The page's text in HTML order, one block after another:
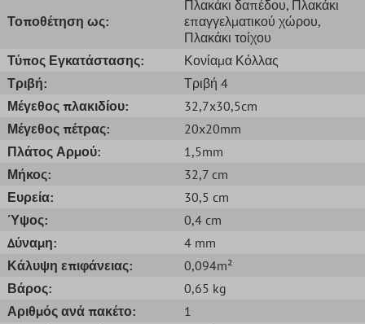
Τοποθέτηση ως:
Πλακάκι δαπέδου, Πλακάκι
επαγγελματικού χώρου,
Πλακάκι τοίχου
Τύπος Εγκατάστασης:
Κονίαμα Κόλλας
Τριβή:
Τριβή 4
Μέγεθος πλακιδίου:
32,7x30,5cm
Μέγεθος πέτρας:
20x20mm
Πλάτος Αρμού:
1,5mm
Μήκος:
32,7 cm
Ευρεία:
30,5 cm
Ύψος:
0,4 cm
Δύναμη:
4 mm
Κάλυψη επιφάνειας:
0,094m²
Βάρος:
0,65 kg
Αριθμός ανά πακέτο:
1